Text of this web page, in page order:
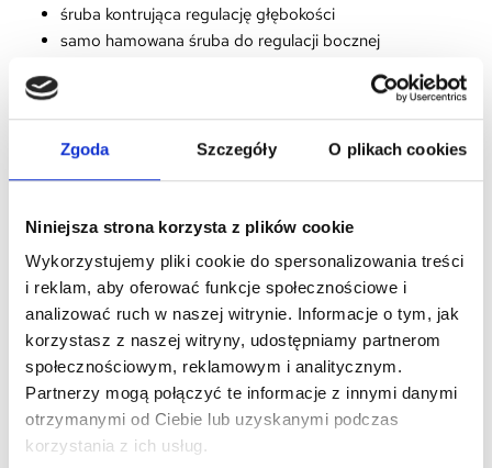
Zgoda Szczegóły O plikach cookies
Niniejsza strona korzysta z plików cookie
Wykorzystujemy pliki cookie do spersonalizowania treści
i reklam, aby oferować funkcje społecznościowe i
analizować ruch w naszej witrynie. Informacje o tym, jak
korzystasz z naszej witryny, udostępniamy partnerom
społecznościowym, reklamowym i analitycznym.
Partnerzy mogą połączyć te informacje z innymi danymi
otrzymanymi od Ciebie lub uzyskanymi podczas
korzystania z ich usług.
śruba kontrująca regulację głębokości
samo hamowana śruba do regulacji bocznej
Bezpieczeństwo
Lista ostrzeżeń dotyczących bezpieczeństwa drzwi
(GPSR):
* Montaż i instalacja:
* Upewnij się, że drzwi są montowane zgodnie z instrukcją
producenta. Nieprawidłowy montaż może prowadzić do
wypadków.
* Sprawdź, czy zawiasy i okucia są prawidłowo zamocowane i
regularnie je konserwuj.
* Użytkowanie: